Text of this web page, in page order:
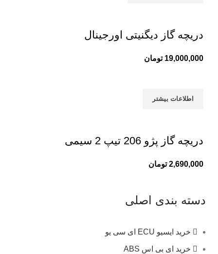
دریچه گاز دیگنیتی اورجینال
19,000,000 تومان
اطلاعات بیشتر
دریچه گاز پژو 206 تیپ 2 سیمی
2,690,000 تومان
دسته بندی اصلی
خرید ایسیو ECU ای سی یو
خرید ای بی اس ABS